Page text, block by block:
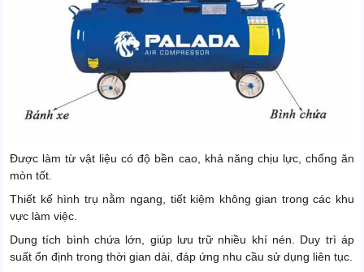
Được làm từ vật liệu có độ bền cao, khả năng chịu lực, chống ăn
mòn tốt.
Thiết kế hình trụ nằm ngang, tiết kiệm không gian trong các khu
vực làm việc.
Dung tích bình chứa lớn, giúp lưu trữ nhiều khí nén. Duy trì áp
suất ổn định trong thời gian dài, đáp ứng nhu cầu sử dụng liên tục.